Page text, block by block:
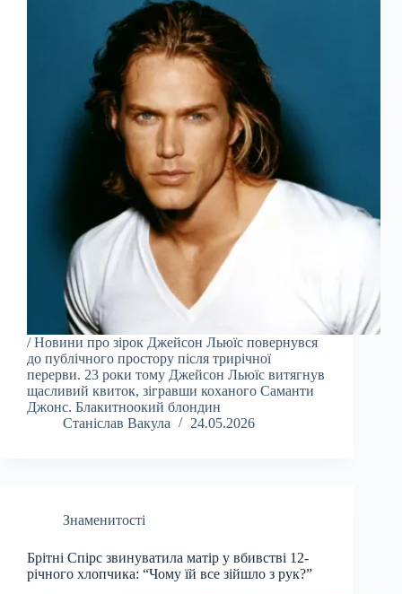
/ Новини про зірок Джейсон Льюїс повернувся
до публічного простору після трирічної
перерви. 23 роки тому Джейсон Льюїс витягнув
щасливий квиток, зігравши коханого Саманти
Джонс. Блакитноокий блондин
Станіслав Вакула
24.05.2026
Знаменитості
Брітні Спірс звинуватила матір у вбивстві 12-
річного хлопчика: “Чому їй все зійшло з рук?”